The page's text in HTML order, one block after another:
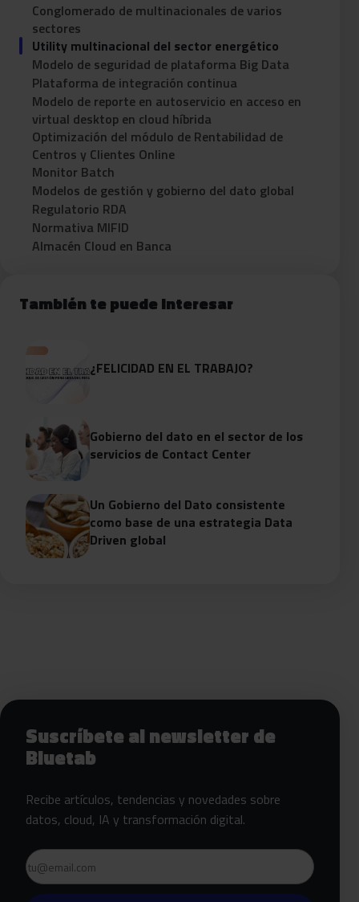
Conglomerado de multinacionales de varios
sectores
Utility multinacional del sector energético
Modelo de seguridad de plataforma Big Data
Plataforma de integración continua
Modelo de reporte en autoservicio en acceso en
virtual desktop en cloud híbrida
Optimización del módulo de Rentabilidad de
Centros y Clientes Online
Monitor Batch
Modelos de gestión y gobierno del dato global
Regulatorio RDA
Normativa MIFID
Almacén Cloud en Banca
También te puede interesar
¿FELICIDAD EN EL TRABAJO?
Gobierno del dato en el sector de los
servicios de Contact Center
Un Gobierno del Dato consistente
como base de una estrategia Data
Driven global
Siguientes pasos con Bluetab
Suscríbete al newsletter de
Bluetab
Recibe artículos, tendencias y novedades sobre
datos, cloud, IA y transformación digital.
Email